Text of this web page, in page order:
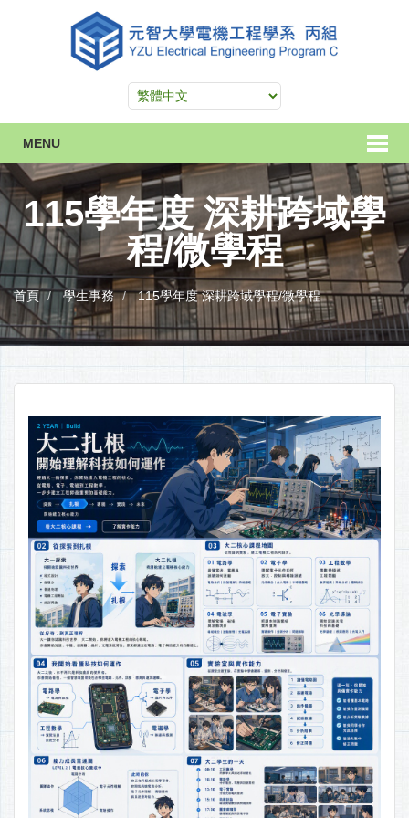
MENU
115學年度 深耕跨域學
程/微學程
首頁 學生事務 115學年度 深耕跨域學程/微學程